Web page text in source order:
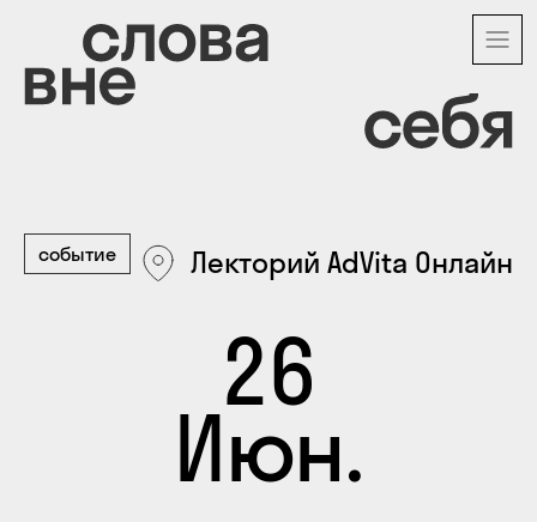
основному
содержанию
событие Лекторий AdVita Онлайн
26
Июн.